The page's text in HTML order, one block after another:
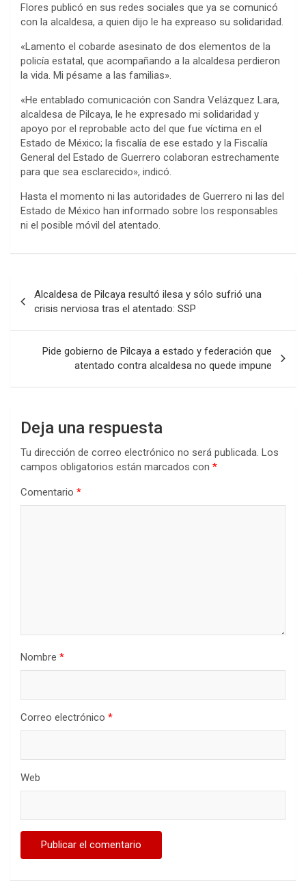
Flores publicó en sus redes sociales que ya se comunicó
con la alcaldesa, a quien dijo le ha expreaso su solidaridad.
«Lamento el cobarde asesinato de dos elementos de la
policía estatal, que acompañando a la alcaldesa perdieron
la vida. Mi pésame a las familias».
«He entablado comunicación con Sandra Velázquez Lara,
alcaldesa de Pilcaya, le he expresado mi solidaridad y
apoyo por el reprobable acto del que fue víctima en el
Estado de México; la fiscalía de ese estado y la Fiscalía
General del Estado de Guerrero colaboran estrechamente
para que sea esclarecido», indicó.
Hasta el momento ni las autoridades de Guerrero ni las del
Estado de México han informado sobre los responsables
ni el posible móvil del atentado.
de
entradas
Alcaldesa de Pilcaya resultó ilesa y sólo sufrió una
crisis nerviosa tras el atentado: SSP
Pide gobierno de Pilcaya a estado y federación que
atentado contra alcaldesa no quede impune
Deja una respuesta
Tu dirección de correo electrónico no será publicada. Los
campos obligatorios están marcados con *
Comentario *
Nombre *
Correo electrónico *
Web